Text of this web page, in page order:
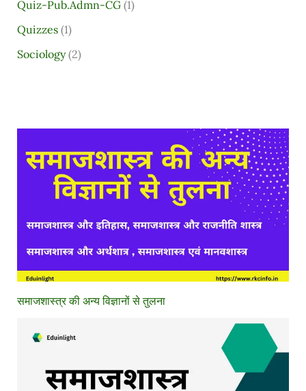
Quiz-Pub.Admn-CG(1)
Quizzes(1)
Sociology(2)
समाजशास्त्र की अन्य विज्ञानों से तुलना